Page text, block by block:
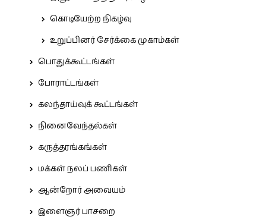
கொடியேற்ற நிகழ்வு
உறுப்பினர் சேர்க்கை முகாம்கள்
பொதுக்கூட்டங்கள்
போராட்டங்கள்
கலந்தாய்வுக் கூட்டங்கள்
நினைவேந்தல்கள்
கருத்தரங்கங்கள்
மக்கள் நலப் பணிகள்
ஆன்றோர் அவையம்
இளைஞர் பாசறை